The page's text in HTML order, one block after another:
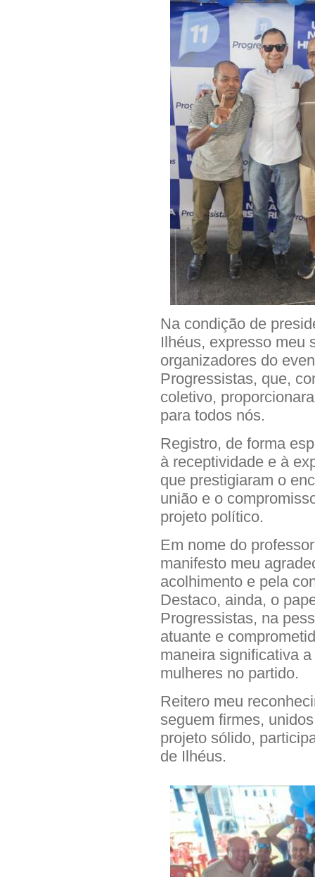
Na condição de
Ilhéus, expresso meu
organizadores do
Progressistas, que,
coletivo,
para todos nós.
Registro, de forma
à receptividade e à
que prestigiaram o
união e o
projeto político.
Em nome do
manifesto meu
acolhimento e pela
Destaco, ainda, o
Progressistas, na
atuante e
maneira significativa
mulheres no partido.
Reitero meu
seguem firmes,
projeto sólido,
de Ilhéus.